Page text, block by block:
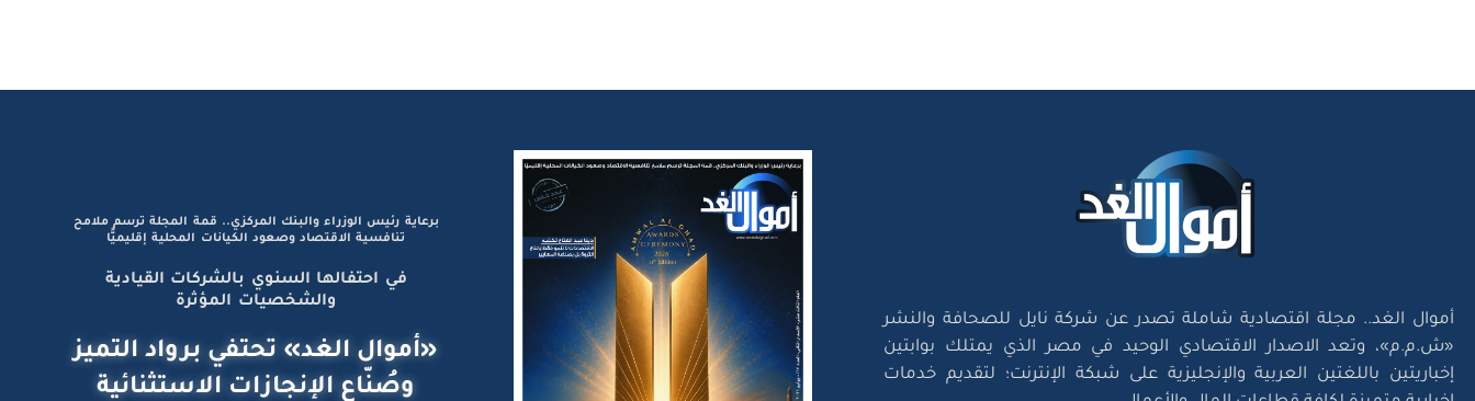
أموال الغد.. مجلة اقتصادية شاملة تصدر عن شركة نايل للصحافة والنشر
«ش.م.م»، وتعد الاصدار الاقتصادي الوحيد في مصر الذي يمتلك بوابتين
إخباريتين باللغتين العربية والإنجليزية على شبكة الإنترنت؛ لتقديم خدمات
برعاية رئيس الوزراء والبنك المركزي.. قمة المجلة ترسم ملامح
تنافسية الاقتصاد وصعود الكيانات المحلية إقليميًّا
في احتفالها السنوي بالشركات القيادية
والشخصيات المؤثرة
«أموال الغد» تحتفي برواد التميز
وصُنّاع الإنجازات الاستثنائية